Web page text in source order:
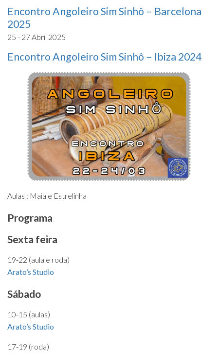
Encontro Angoleiro Sim Sinhô – Barcelona
2025
25 - 27 Abril 2025
Encontro Angoleiro Sim Sinhô – Ibiza 2024
Aulas : Maia e Estrelinha
Programa
Sexta feira
19-22 (aula e roda)
Arato’s Studio
Sábado
10-15 (aulas)
Arato’s Studio
17-19 (roda)